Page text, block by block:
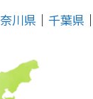
川県 │ 千葉県 │